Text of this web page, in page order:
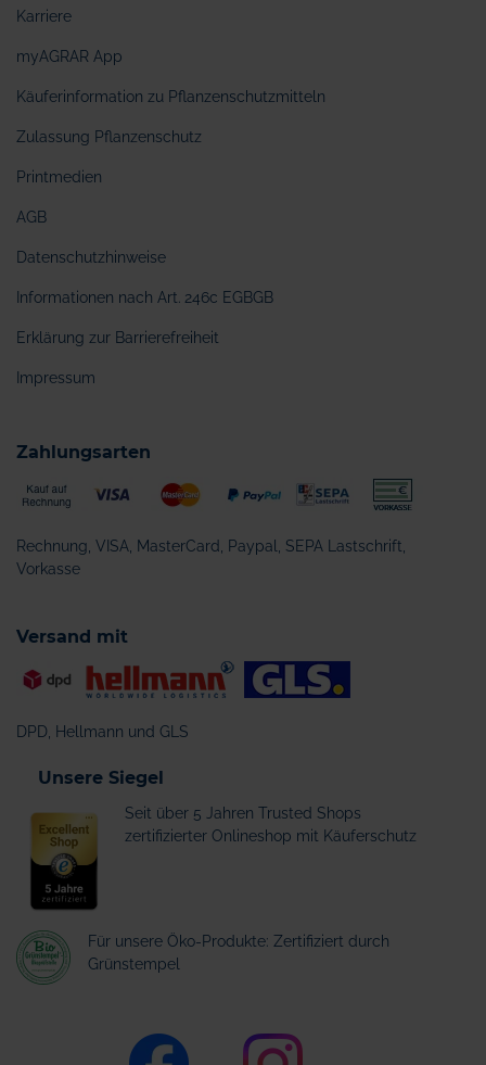
Karriere
myAGRAR App
Käuferinformation zu Pflanzenschutzmitteln
Zulassung Pflanzenschutz
Printmedien
AGB
Datenschutzhinweise
Informationen nach Art. 246c EGBGB
Erklärung zur Barrierefreiheit
Impressum
Zahlungsarten
Rechnung, VISA, MasterCard, Paypal, SEPA Lastschrift,
Vorkasse
Versand mit
DPD, Hellmann und GLS
Unsere Siegel
Seit über 5 Jahren Trusted Shops
zertifizierter Onlineshop mit Käuferschutz
Für unsere Öko-Produkte: Zertifiziert durch
Grünstempel